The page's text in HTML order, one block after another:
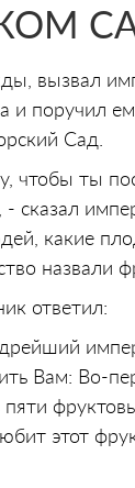
вызвал
и поручил
Сад.
чтобы ты
- сказал
какие
назвали
ответил:
Вам: Во-
этот